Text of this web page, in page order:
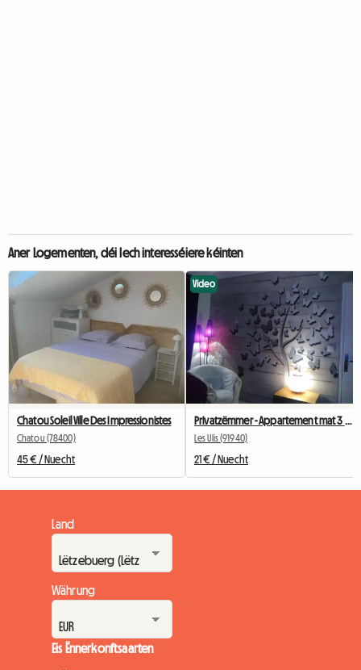
Aner Logementen, déi Iech interesséiere kéinten
Chatou Soleil Ville Des Impressionistes
Chatou (78400)
45 € / Nuecht
Video
Les Ulis (91940)
21 € / Nuecht
Land
Währung
Eis Ënnerkonftsaarten